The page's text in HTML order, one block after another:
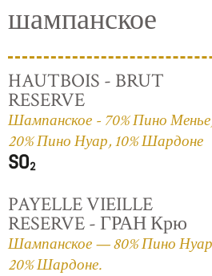
шампанское
HAUTBOIS - BRUT
RESERVE
Шампанское - 70% Пино
20% Пино Нуар, 10% Шардоне
PAYELLE VIEILLE
RESERVE - ГРАН Крю
Шампанское — 80% Пино
20% Шардоне.